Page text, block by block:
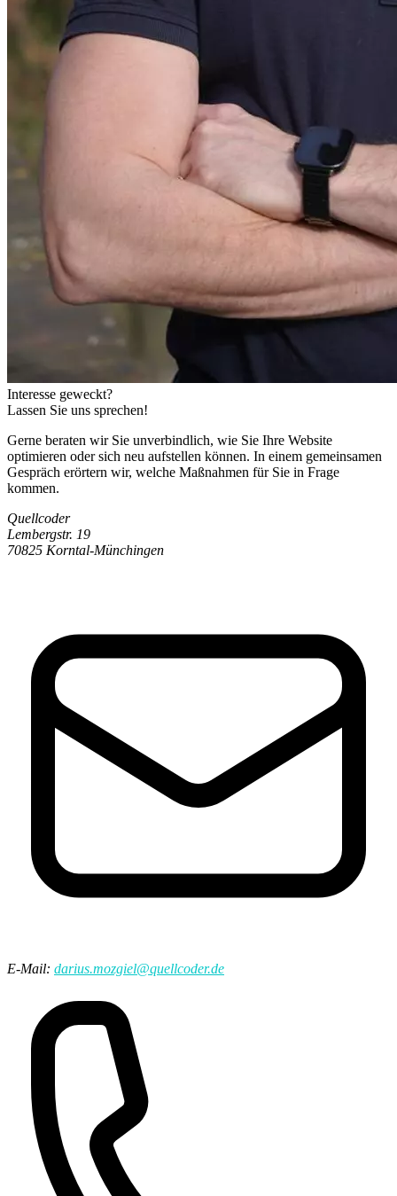
Interesse geweckt?
Lassen Sie uns sprechen!
Gerne beraten wir Sie unverbindlich, wie Sie Ihre Website
optimieren oder sich neu aufstellen können. In einem gemeinsamen
Gespräch erörtern wir, welche Maßnahmen für Sie in Frage
kommen.
Quellcoder
Lembergstr. 19
70825 Korntal-Münchingen
E-Mail: darius.mozgiel@quellcoder.de